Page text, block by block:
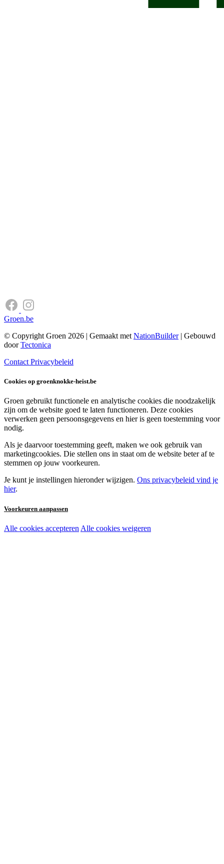
Groen.be
© Copyright Groen 2026 | Gemaakt met NationBuilder| Gebouwd
doorTectonica
Contact Privacybeleid
Cookies op groenknokke-heist.be
Groen gebruikt functionele en analytische cookies die noodzakelijk
zijn om de website goed te laten functioneren. Deze cookies
verwerken geen persoonsgegevens en hier is geen toestemming voor
nodig.
Als je daarvoor toestemming geeft, maken we ook gebruik van
marketingcookies. Die stellen ons in staat om de website beter af te
stemmen op jouw voorkeuren.
Je kunt je instellingen hieronder wijzigen. Ons privacybeleid vind je
hier.
Voorkeuren aanpassen
Noodzakelijke cookies:
Alle cookies accepteren Alle cookies weigeren